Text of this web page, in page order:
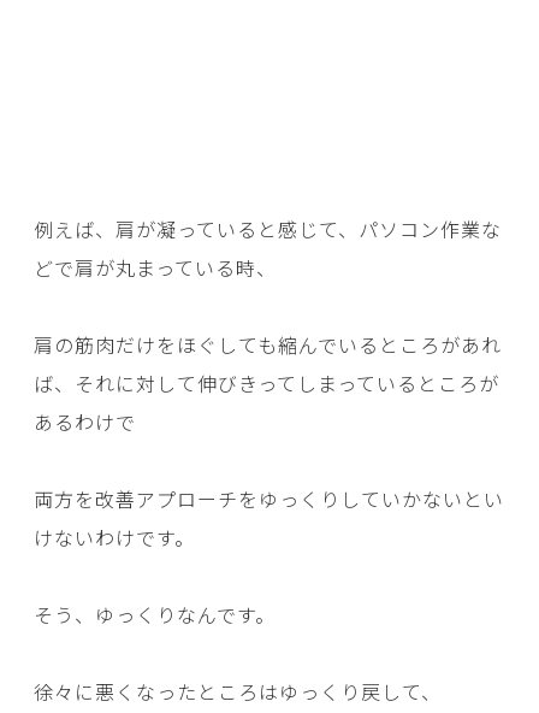
例えば、肩が凝っていると感じて、パソコン作業な
どで肩が丸まっている時、
肩の筋肉だけをほぐしても縮んでいるところがあれ
ば、それに対して伸びきってしまっているところが
あるわけで
両方を改善アプローチをゆっくりしていかないとい
けないわけです。
そう、ゆっくりなんです。
徐々に悪くなったところはゆっくり戻して、